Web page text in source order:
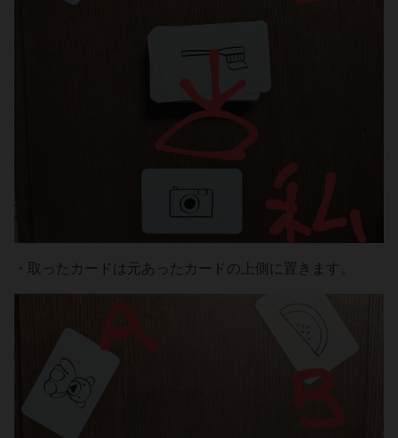
・取ったカードは元あったカードの上側に置きます。